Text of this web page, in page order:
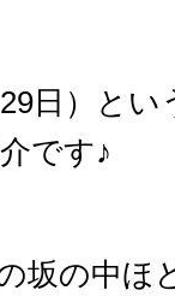
日）と
です♪
坂の中ほ